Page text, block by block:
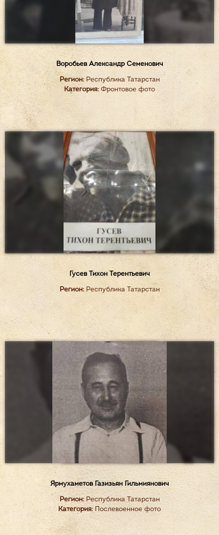
Воробьев Александр Семенович
Регион:Республика Татарстан
Категория: Фронтовое фото
Гусев Тихон Терентьевич
Регион:Республика Татарстан
Ярмухаметов Газизьян Гильмиянович
Регион:Республика Татарстан
Категория:Послевоенное фото